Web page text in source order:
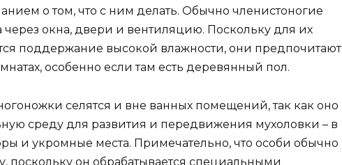
о том, что с ним делать. Обычно членистоногие
окна, двери и вентиляцию. Поскольку для их
поддержание высокой влажности, они предпочитают
особенно если там есть деревянный пол.
селятся и вне ванных помещений, так как оно
среду для развития и передвижения мухоловки – в
и укромные места. Примечательно, что особи обычно
поскольку он обрабатывается специальными